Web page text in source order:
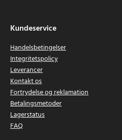
Kundeservice
Handelsbetingelser
Integritetspolicy
Leverancer
Kontakt os
Fortrydelse og reklamation
Betalingsmetoder
Lagerstatus
FAQ